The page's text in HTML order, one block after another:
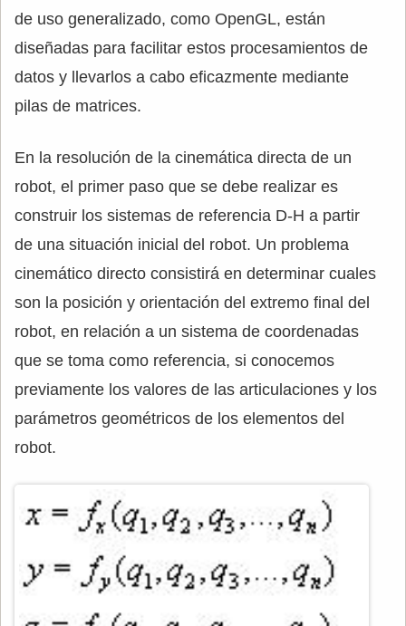
de uso generalizado, como OpenGL, están
diseñadas para facilitar estos procesamientos de
datos y llevarlos a cabo eficazmente mediante
pilas de matrices.
En la resolución de la cinemática directa de un
robot, el primer paso que se debe realizar es
construir los sistemas de referencia D-H a partir
de una situación inicial del robot. Un problema
cinemático directo consistirá en determinar cuales
son la posición y orientación del extremo final del
robot, en relación a un sistema de coordenadas
que se toma como referencia, si conocemos
previamente los valores de las articulaciones y los
parámetros geométricos de los elementos del
robot.